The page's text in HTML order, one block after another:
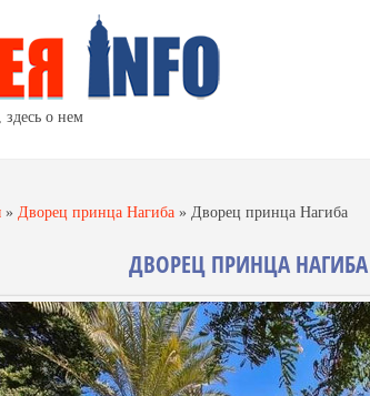
здесь о нем
» Дворец принца Нагиба » Дворец принца Нагиба
ДВОРЕЦ ПРИНЦА НАГИБА